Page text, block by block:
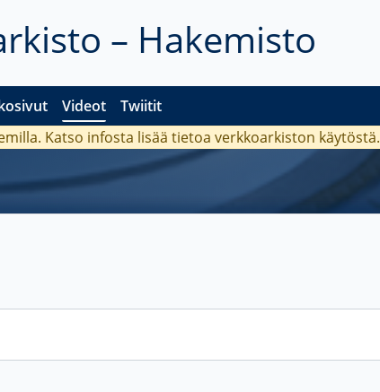
– Hakemisto
Videot Twiitit
Katso infosta lisää tietoa verkkoarkiston käytöstä.